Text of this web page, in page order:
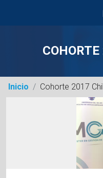
Inicio / Cohorte 2017